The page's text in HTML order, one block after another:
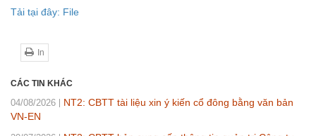
Tải tại đây: File
In
CÁC TIN KHÁC
04/08/2026
NT2: CBTT tài liệu xin ý kiến cổ đông bằng văn bản
VN-EN